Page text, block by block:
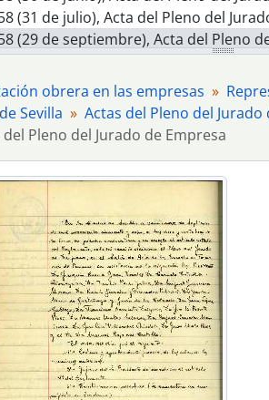
(31 de julio), Acta del Pleno del
(29 de septiembre), Acta del Pleno
(31 de octubre), Acta del Pleno del
(29 de noviembre), Acta del Pleno
(15 de diciembre), Acta del Pleno
(19 de diciembre), Acta del Pleno del
(22 de diciembre), Acta del Pleno del
(23 de enero), Acta del Pleno del
(26 de enero), Acta del Pleno del
(5 de febrero), Acta del Pleno del
(9 de febrero), Acta del Pleno del
(5 de marzo), Acta del Pleno del
(9 de marzo), Acta del Pleno del
(10 de abril), Acta del Pleno del
(12 de mayo), Acta del Pleno del
(15 de mayo), Acta del Pleno del
(10 de junio), Acta del Pleno del
obrera en las empresas
Sevilla
Actas del Pleno del
Pleno del Jurado de Empresa